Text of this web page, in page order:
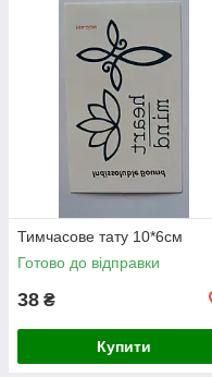
Тимчасове тату 10*6см
Готово до відправки
38 ₴
Купити